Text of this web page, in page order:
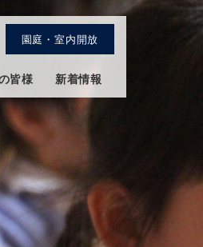
園庭・室内開放
皆様 新着情報